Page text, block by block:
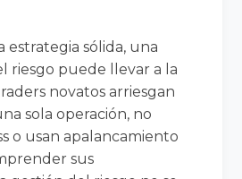
estrategia sólida, una
riesgo puede llevar a la
novatos arriesgan
sola operación, no
o usan apalancamiento
sus